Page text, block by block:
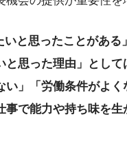
と思ったことがある
と思った理由」とし
」「労働条件がよ
で能力や持ち味を